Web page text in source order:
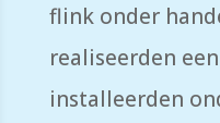
flink onder
realiseerden
installeerden